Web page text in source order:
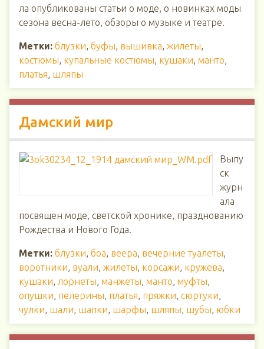
ла опубликованы статьи о моде, о новинках моды
сезона весна-лето, обзоры о музыке и театре.
Метки: блузки, буфы, вышивка, жилеты,
костюмы, купальные костюмы, кушаки, манто,
платья, шляпы
Дамский мир
Выпу
ск
журн
ала
посвящен моде, светской хронике, празднованию
Рождества и Нового Года.
Метки: блузки, боа, веера, вечерние туалеты,
воротники, вуали, жилеты, корсажи, кружева,
кушаки, лорнеты, манжеты, манто, муфты,
опушки, пелерины, платья, пряжки, сюртуки,
чулки, шали, шапки, шарфы, шляпы, шубы, юбки